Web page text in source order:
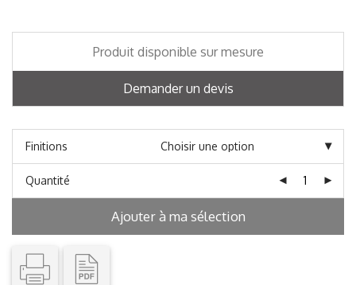
Produit disponible sur mesure
Demander un devis
Finitions
Quantité
Ajouter à ma sélection